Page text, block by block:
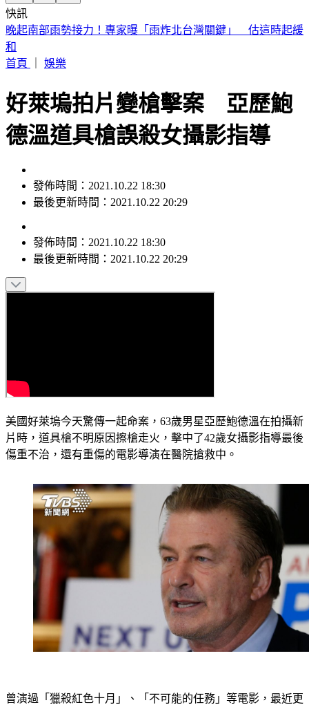
快訊
2026 SBS歌謠大戰SUMMER／最美小貓咪來了！MEOVV白
禮服仙氣走藍毯
首頁
娛樂
好萊塢拍片變槍擊案 亞歷鮑
德溫道具槍誤殺女攝影指導
發佈時間：2021.10.22 18:30
最後更新時間：2021.10.22 20:29
發佈時間： 2021.10.22 18:30
最後更新時間： 2021.10.22 20:29
美國好萊塢今天驚傳一起命案，63歲男星亞歷鮑德溫在拍攝新
片時，道具槍不明原因擦槍走火，擊中了42歲女攝影指導最後
傷重不治，還有重傷的電影導演在醫院搶救中。
曾演過「獵殺紅色十月」、「不可能的任務」等電影，最近更